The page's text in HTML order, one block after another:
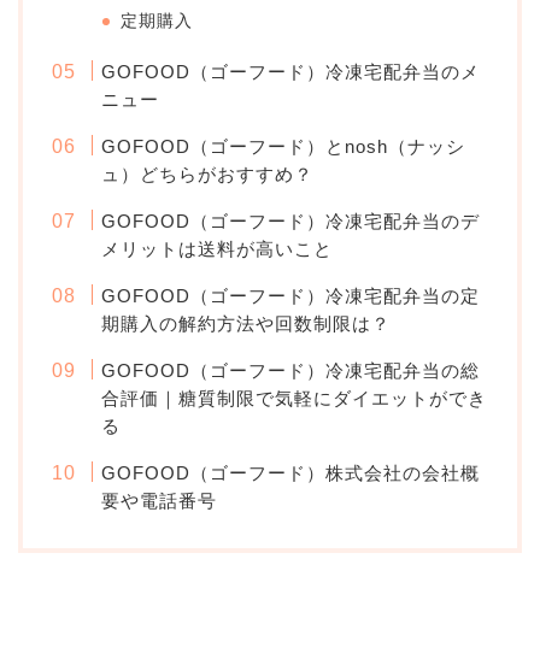
定期購入
GOFOOD（ゴーフード）冷凍宅配弁当のメ
ニュー
GOFOOD（ゴーフード）とnosh（ナッシ
ュ）どちらがおすすめ？
GOFOOD（ゴーフード）冷凍宅配弁当のデ
メリットは送料が高いこと
GOFOOD（ゴーフード）冷凍宅配弁当の定
期購入の解約方法や回数制限は？
GOFOOD（ゴーフード）冷凍宅配弁当の総
合評価｜糖質制限で気軽にダイエットができ
る
GOFOOD（ゴーフード）株式会社の会社概
要や電話番号